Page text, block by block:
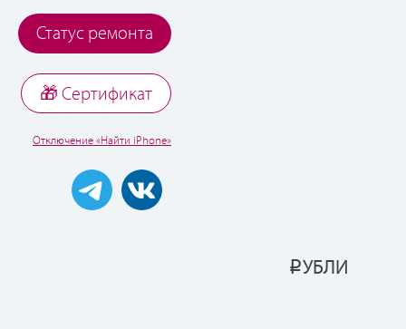
Статус ремонта
🎁 Cертификат
Отключение «Найти iPhone»
РУБЛИ